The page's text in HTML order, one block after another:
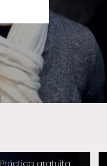
Práctica gratuita: